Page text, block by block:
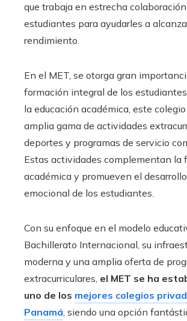
que trabaja en estrecha
estudiantes para ayudarles a
rendimiento.
En el MET, se otorga gran
formación integral de los
la educación académica, este
amplia gama de actividades
deportes y programas de servicio
Estas actividades complementan la
académica y promueven el
emocional de los estudiantes.
Con su enfoque en el modelo
Bachillerato Internacional, su
moderna y una amplia oferta de
extracurriculares, el MET se ha
uno de los mejores colegios
Panamá, siendo una opción